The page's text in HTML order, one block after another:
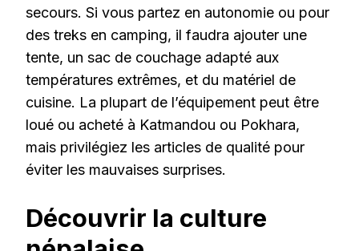
secours. Si vous partez en autonomie ou pour
des treks en camping, il faudra ajouter une
tente, un sac de couchage adapté aux
températures extrêmes, et du matériel de
cuisine. La plupart de l’équipement peut être
loué ou acheté à Katmandou ou Pokhara,
mais privilégiez les articles de qualité pour
éviter les mauvaises surprises.
Découvrir la culture